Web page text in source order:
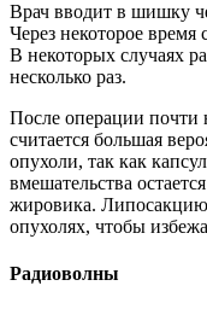
Врач вводит в шишку
Через некоторое
В некоторых случаях
несколько раз.
После операции почти
считается большая
опухоли, так как
вмешательства
жировика.
опухолях, чтобы
Радиоволны